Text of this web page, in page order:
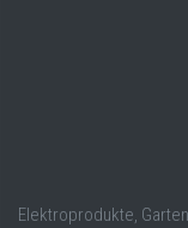
Elektroprodukte,